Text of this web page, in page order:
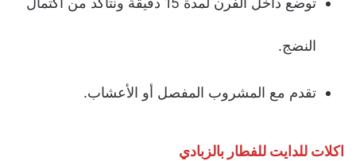
النضج.
تقدم مع المشروب المفصل أو الأعشاب.
اكلات للدايت للفطار بالزبادي